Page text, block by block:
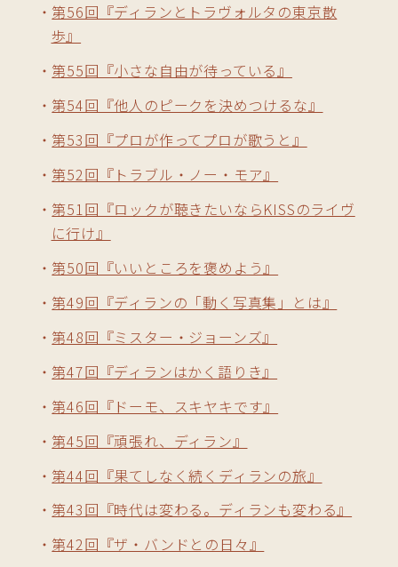
第56回『ディランとトラヴォルタの東京散
歩』
第55回『小さな自由が待っている』
第54回『他人のピークを決めつけるな』
第53回『プロが作ってプロが歌うと』
第52回『トラブル・ノー・モア』
第51回『ロックが聴きたいならKISSのライヴ
に行け』
第50回『いいところを褒めよう』
第49回『ディランの「動く写真集」とは』
第48回『ミスター・ジョーンズ』
第47回『ディランはかく語りき』
第46回『ドーモ、スキヤキです』
第45回『頑張れ、ディラン』
第44回『果てしなく続くディランの旅』
第43回『時代は変わる。ディランも変わる』
第42回『ザ・バンドとの日々』